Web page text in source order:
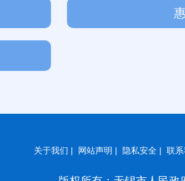
关于我们 | 网站声明 | 隐私安全 | 联